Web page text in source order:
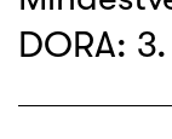
DORA: